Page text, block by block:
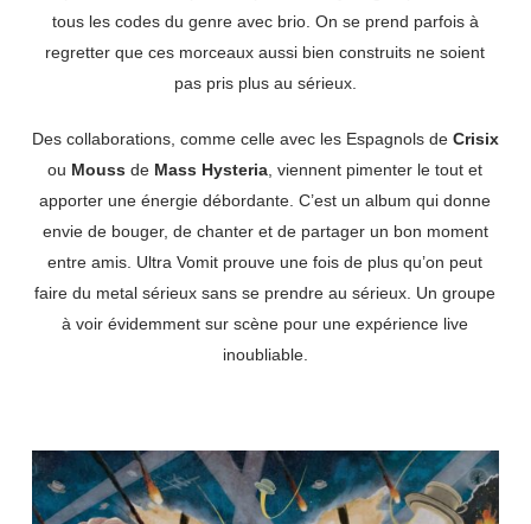
tous les codes du genre avec brio. On se prend parfois à
regretter que ces morceaux aussi bien construits ne soient
pas pris plus au sérieux.
Des collaborations, comme celle avec les Espagnols de Crisix
ou Mouss de Mass Hysteria , viennent pimenter le tout et
apporter une énergie débordante. C’est un album qui donne
envie de bouger, de chanter et de partager un bon moment
entre amis. Ultra Vomit prouve une fois de plus qu’on peut
faire du metal sérieux sans se prendre au sérieux. Un groupe
à voir évidemment sur scène pour une expérience live
inoubliable.